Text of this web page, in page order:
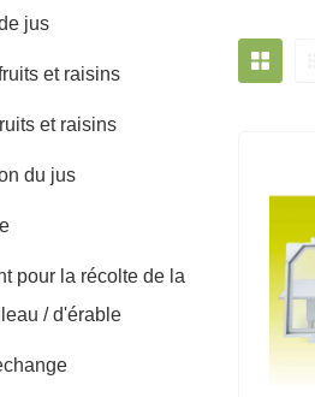
jus
et raisins
et raisins
du jus
pour la récolte de la
/ d'érable